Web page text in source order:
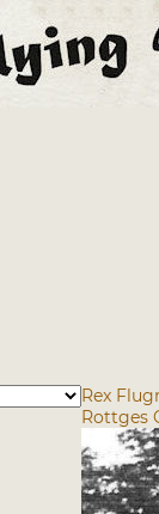
Rex
Rottges